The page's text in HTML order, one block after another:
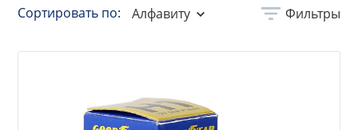
Сортировать по: Алфавиту Фильтры